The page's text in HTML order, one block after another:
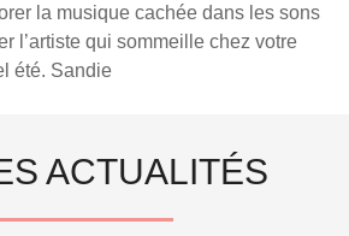
la musique cachée dans les sons
l’artiste qui sommeille chez votre
été. Sandie
ACTUALITÉS